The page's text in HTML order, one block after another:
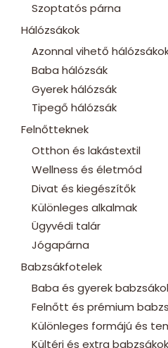
Szoptatós párna
Hálózsákok
Azonnal vihető
Baba hálózsák
Gyerek hálózsák
Tipegő hálózsák
Felnőtteknek
Otthon és lakástextil
Wellness és életmód
Divat és kiegészítők
Különleges alkalmak
Ügyvédi talár
Jógapárna
Babzsákfotelek
Baba és gyerek
Felnőtt és prémium
Különleges formájú és
Kültéri és extra babzsákok